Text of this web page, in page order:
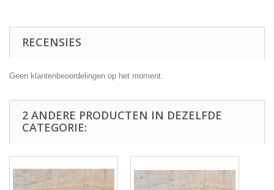
RECENSIES
Geen klantenbeoordelingen op het moment.
2 ANDERE PRODUCTEN IN DEZELFDE
CATEGORIE: